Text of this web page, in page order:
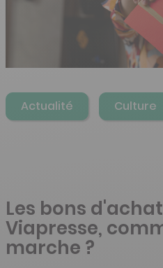
Actualité Culture
Les bons
Viapresse,
marche ?